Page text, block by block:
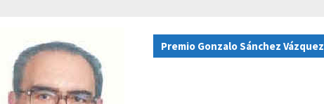
Premio Gonzalo Sánchez Vázquez